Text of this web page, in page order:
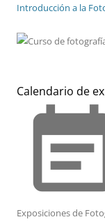
Introducción a la
Calendario de
Exposiciones de